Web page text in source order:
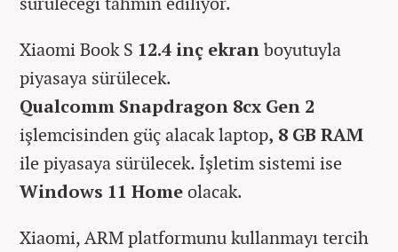
Xiaomi Book S 12.4 inç ekranboyutuyla
piyasaya sürülecek.
Qualcomm Snapdragon 8cx Gen 2
işlemcisinden güç alacak laptop, 8 GB RAM
ile piyasaya sürülecek. İşletim sistemi ise
Windows 11 Homeolacak.
Xiaomi,ARM platformunu kullanmayı tercih